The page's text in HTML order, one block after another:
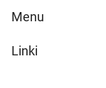
Menu
Linki